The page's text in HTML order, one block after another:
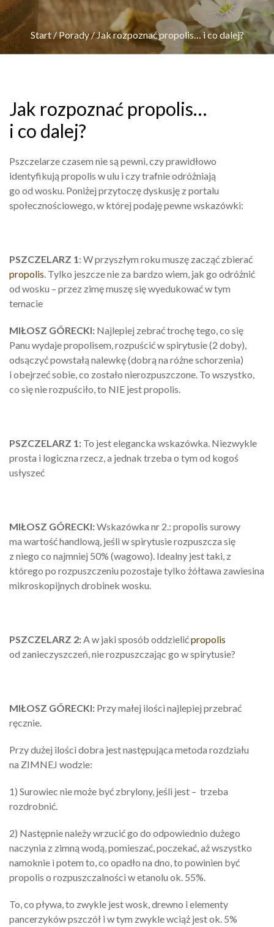
Start/Porady/Jak rozpoznać propolis… i co dalej?
Jak rozpoznać propolis…
i co dalej?
Pszczelarze czasem nie są pewni, czy prawidłowo
identyfikują propolis w ulu i czy trafnie odróżniają
go od wosku. Poniżej przytoczę dyskusję z portalu
społecznościowego, w której podaję pewne wskazówki:
PSZCZELARZ 1: W przyszłym roku muszę zacząć zbierać
propolis. Tylko jeszcze nie za bardzo wiem, jak go odróżnić
od wosku – przez zimę muszę się wyedukować w tym
temacie
MIŁOSZ GÓRECKI: Najlepiej zebrać trochę tego, co się
Panu wydaje propolisem, rozpuścić w spirytusie (2 doby),
odsączyć powstałą nalewkę (dobrą na różne schorzenia)
i obejrzeć sobie, co zostało nierozpuszczone. To wszystko,
co się nie rozpuściło, to NIE jest propolis.
PSZCZELARZ 1: To jest elegancka wskazówka. Niezwykle
prosta i logiczna rzecz, a jednak trzeba o tym od kogoś
usłyszeć
MIŁOSZ GÓRECKI:Wskazówka nr 2.: propolis surowy
ma wartość handlową, jeśli w spirytusie rozpuszcza się
z niego co najmniej 50% (wagowo). Idealny jest taki, z
którego po rozpuszczeniu pozostaje tylko żółtawa zawiesina
mikroskopijnych drobinek wosku.
PSZCZELARZ 2:A w jaki sposób oddzielićpropolis
od zanieczyszczeń, nie rozpuszczając go w spirytusie?
MIŁOSZ GÓRECKI: Przy małej ilości najlepiej przebrać
ręcznie.
Przy dużej ilości dobra jest następująca metoda rozdziału
na ZIMNEJ wodzie:
1) Surowiec nie może być zbrylony, jeśli jest – trzeba
rozdrobnić.
2) Następnie należy wrzucić go do odpowiednio dużego
naczynia z zimną wodą, pomieszać, poczekać, aż wszystko
namoknie i potem to, co opadło na dno, to powinien być
propolis o rozpuszczalności w etanolu ok. 55%.
To, co pływa, to zwykle jest wosk, drewno i elementy
pancerzyków pszczół i w tym zwykle wciąż jest ok. 5%